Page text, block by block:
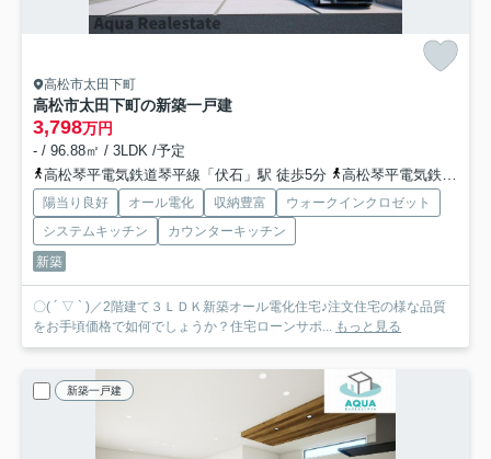
高松市太田下町
高松市太田下町の新築一戸建
3,798万円
- / 96.88㎡ / 3LDK /予定
高松琴平電気鉄道琴平線「伏石」駅 徒歩5分
高松琴平電気鉄道琴平線「太田」駅 徒歩18分
陽当り良好 オール電化 収納豊富
ウォークインクロゼット
システムキッチン
カウンターキッチン
新築
〇( ´ ▽ ` )／2階建て３ＬＤＫ新築オール電化住宅♪注文住宅の様な品質
をお手頃価格で如何でしょうか？住宅ローンサポ... もっと見る
新築一戸建